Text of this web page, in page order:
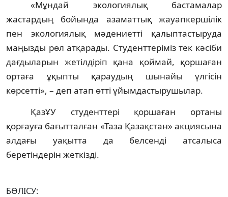
«Мұндай экологиялық бастамалар
жастардың бойында азаматтық жауапкершілік
пен экологиялық мәдениетті қалыптастыруда
маңызды рөл атқарады. Студенттеріміз тек кәсіби
дағдыларын жетілдіріп қана қоймай, қоршаған
ортаға ұқыпты қараудың шынайы үлгісін
көрсетті», – деп атап өтті ұйымдастырушылар.
ҚазҰУ студенттері қоршаған ортаны
қорғауға бағытталған «Таза Қазақстан» акциясына
алдағы уақытта да белсенді атсалыса
беретіндерін жеткізді.
БӨЛІСУ: